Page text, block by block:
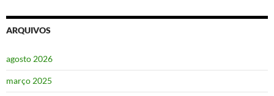
ARQUIVOS
agosto 2026
março 2025